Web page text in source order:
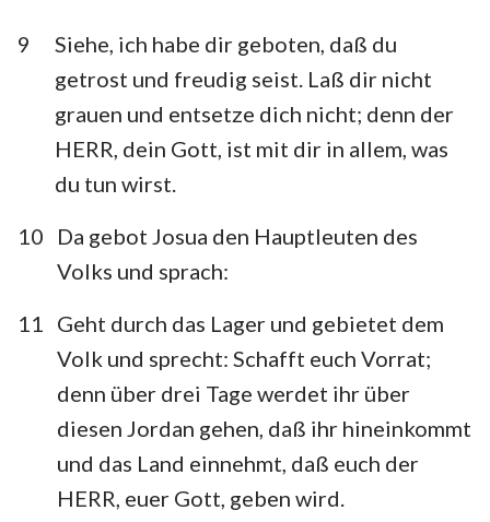
1 2 3 4 5 6
7
8
9 10 11 12 13
15
16 17 18 19 20
21
22
24
9
Siehe, ich habe dir geboten, daß du
getrost und freudig seist. Laß dir nicht
grauen und entsetze dich nicht; denn der
HERR, dein Gott, ist mit dir in allem, was
du tun wirst.
10
Da gebot Josua den Hauptleuten des
Volks und sprach:
11
Geht durch das Lager und gebietet dem
Volk und sprecht: Schafft euch Vorrat;
denn über drei Tage werdet ihr über
diesen Jordan gehen, daß ihr hineinkommt
und das Land einnehmt, daß euch der
HERR, euer Gott, geben wird.